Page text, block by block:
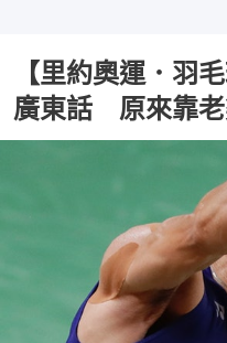
【里約奧運．羽
廣東話 原來靠